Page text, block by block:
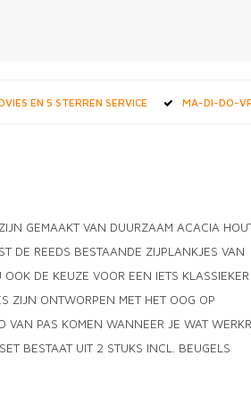
EN 5 STERREN SERVICE MA-DI-DO-VR
GEMAAKT VAN DUURZAAM ACACIA
DE REEDS BESTAANDE ZIJPLANKJES VAN
DE KEUZE VOOR EEN IETS KLASSIEKER
ZIJN ONTWORPEN MET HET OOG OP
VAN PAS KOMEN WANNEER JE WAT
BESTAAT UIT 2 STUKS INCL. BEUGELS